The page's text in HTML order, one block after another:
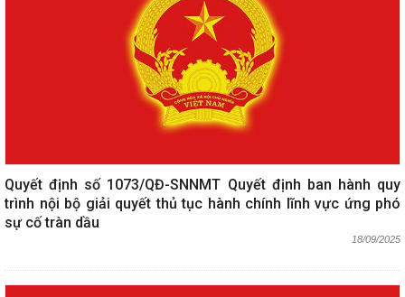
Quyết định số 1073/QĐ-SNNMT Quyết định ban hành quy
trình nội bộ giải quyết thủ tục hành chính lĩnh vực ứng phó
sự cố tràn dầu
18/09/2025